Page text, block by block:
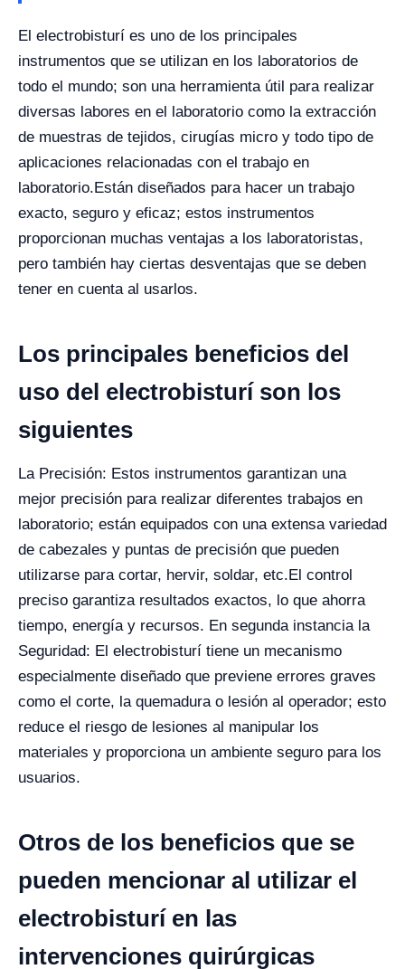
El electrobisturí es uno de los principales
instrumentos que se utilizan en los laboratorios de
todo el mundo; son una herramienta útil para realizar
diversas labores en el laboratorio como la extracción
de muestras de tejidos, cirugías micro y todo tipo de
aplicaciones relacionadas con el trabajo en
laboratorio.Están diseñados para hacer un trabajo
exacto, seguro y eficaz; estos instrumentos
proporcionan muchas ventajas a los laboratoristas,
pero también hay ciertas desventajas que se deben
tener en cuenta al usarlos.
Los principales beneficios del
uso del electrobisturí son los
siguientes
La Precisión: Estos instrumentos garantizan una
mejor precisión para realizar diferentes trabajos en
laboratorio; están equipados con una extensa variedad
de cabezales y puntas de precisión que pueden
utilizarse para cortar, hervir, soldar, etc.El control
preciso garantiza resultados exactos, lo que ahorra
tiempo, energía y recursos. En segunda instancia la
Seguridad: El electrobisturí tiene un mecanismo
especialmente diseñado que previene errores graves
como el corte, la quemadura o lesión al operador; esto
reduce el riesgo de lesiones al manipular los
materiales y proporciona un ambiente seguro para los
usuarios.
Otros de los beneficios que se
pueden mencionar al utilizar el
electrobisturí en las
intervenciones quirúrgicas